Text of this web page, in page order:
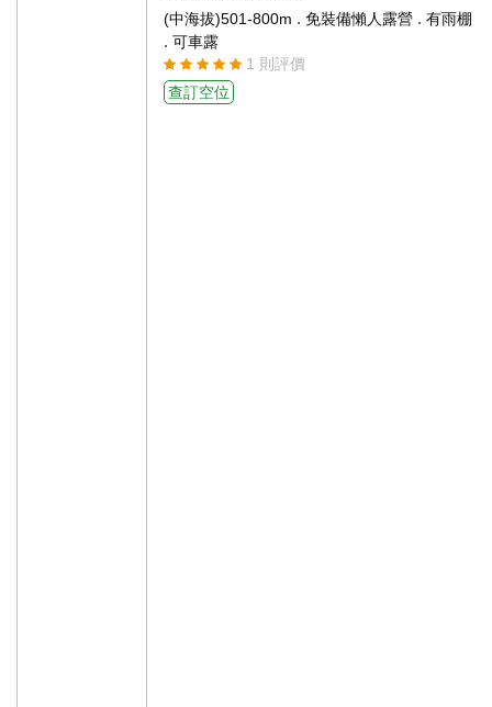
(中海拔)501-800m .免裝備懶人露營 .有雨棚
.可車露
1 則評價
查訂空位